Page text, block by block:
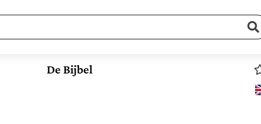
Paus naar Pavia om o.a. H.
De Bijbel